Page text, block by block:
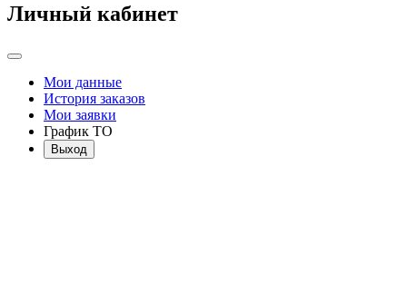
Личный кабинет
Мои данные
История заказов
Мои заявки
График ТО
Выход